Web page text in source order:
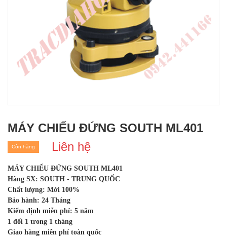
MÁY CHIẾU ĐỨNG SOUTH ML401
Liên hệ
Còn hàng
MÁY CHIẾU ĐỨNG SOUTH ML401
Hãng SX: SOUTH - TRUNG QUỐC
Chất lượng: Mới 100%
Bảo hành: 24 Tháng
Kiểm định miễn phí: 5 năm
1 đổi 1 trong 1 tháng
Giao hàng miễn phí toàn quốc